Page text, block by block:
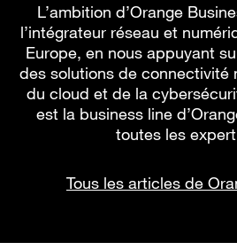
L’ambition d’Orange
l’intégrateur réseau et
Europe, en nous appuyant
des solutions de connectivité
du cloud et de la
est la business line
toutes les
Tous les articles de